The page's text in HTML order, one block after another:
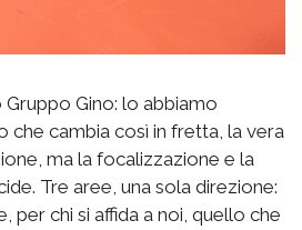
Gino: lo abbiamo
che cambia così in fretta, la vera
ma la focalizzazione e la
Tre aree, una sola direzione:
per chi si affida a noi, quello che